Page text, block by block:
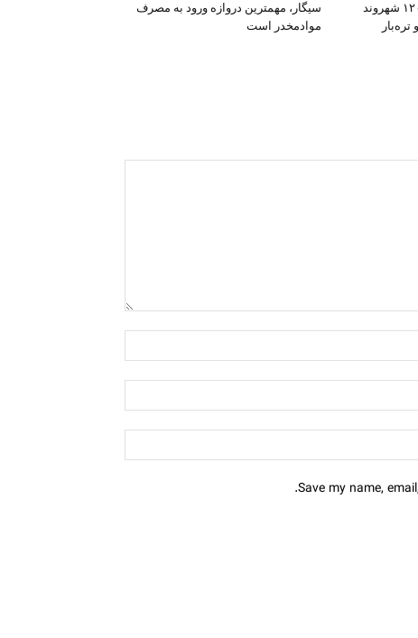
سیگار، مهمترین دروازه ورود به مصرف
موادمخدر است
افشای اطلاعات بانکی ۱۲۰۰ شهروند
Save my name,